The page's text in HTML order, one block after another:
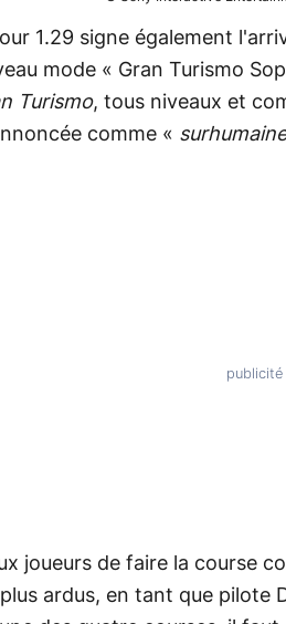
1.29 signe également
mode « Gran Turismo
Turismo, tous niveaux et
comme «
joueurs de faire la course
ardus, en tant que pilote